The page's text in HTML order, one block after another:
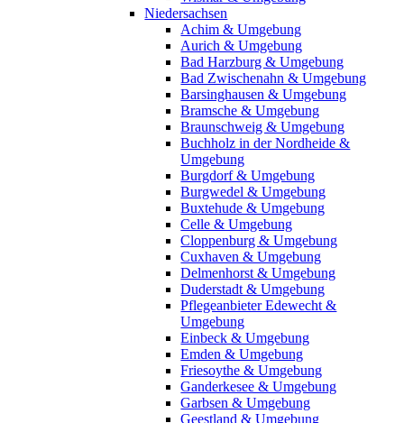
Niedersachsen
Achim & Umgebung
Aurich & Umgebung
Bad Harzburg & Umgebung
Bad Zwischenahn & Umgebung
Barsinghausen & Umgebung
Bramsche & Umgebung
Braunschweig & Umgebung
Buchholz in der Nordheide &
Umgebung
Burgdorf & Umgebung
Burgwedel & Umgebung
Buxtehude & Umgebung
Celle & Umgebung
Cloppenburg & Umgebung
Cuxhaven & Umgebung
Delmenhorst & Umgebung
Duderstadt & Umgebung
Pflegeanbieter Edewecht &
Umgebung
Einbeck & Umgebung
Emden & Umgebung
Friesoythe & Umgebung
Ganderkesee & Umgebung
Garbsen & Umgebung
Geestland & Umgebung